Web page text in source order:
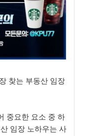
찾는 부동산 임장
중요한 요소 중 하
임장 노하우는 사